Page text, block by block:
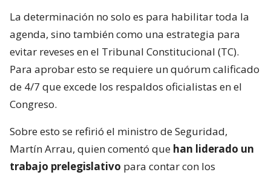
La determinación no solo es para habilitar toda la
agenda, sino también como una estrategia para
evitar reveses en el Tribunal Constitucional (TC).
Para aprobar esto se requiere un quórum calificado
de 4/7 que excede los respaldos oficialistas en el
Congreso.
Sobre esto se refirió el ministro de Seguridad,
Martín Arrau, quien comentó que han liderado un
trabajo prelegislativo para contar con los